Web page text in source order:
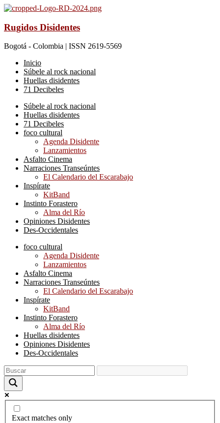
Rugidos Disidentes
Bogotá - Colombia | ISSN 2619-5569
Inicio
Súbele al rock nacional
Huellas disidentes
71 Decibeles
Súbele al rock nacional
Huellas disidentes
71 Decibeles
foco cultural
Agenda Disidente
Lanzamientos
Asfalto Cinema
Narraciones Transeúntes
El Calendario del Escarabajo
Inspírate
KitBand
Instinto Forastero
Alma del Río
Opiniones Disidentes
Des-Occidentales
foco cultural
Agenda Disidente
Lanzamientos
Asfalto Cinema
Narraciones Transeúntes
El Calendario del Escarabajo
Inspírate
KitBand
Instinto Forastero
Alma del Río
Huellas disidentes
Opiniones Disidentes
Des-Occidentales
Exact matches only